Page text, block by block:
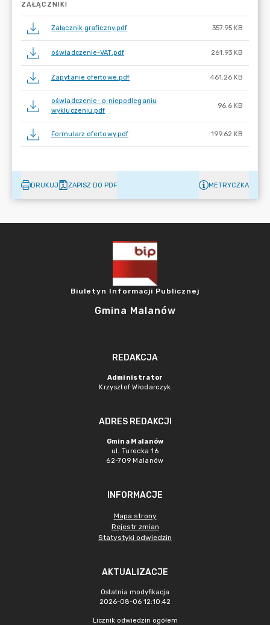
ZAŁĄCZNIKI
Załącznik graficzny.pdf 357.95 KB
oświadczenie-VAT.pdf 261.93 KB
Zapytanie ofertowe.pdf 461.26 KB
oświadczenie- o niepodleganiu
wykluczeniu.pdf
96.6 KB
Formularz ofertowy.pdf 199.62 KB
DRUKUJ ZAPISZ DO PDF METRYCZKA
Biuletyn Informacji Publicznej
Gmina Malanów
REDAKCJA
Administrator
Krzysztof Włodarczyk
ADRES REDAKCJI
Gmina Malanów
ul. Turecka 16
62-709 Malanów
INFORMACJE
Mapa strony
Rejestr zmian
Statystyki odwiedzin
AKTUALIZACJE
Ostatnia modyfikacja
2026-08-06 12:10:42
Licznik odwiedzin ogółem